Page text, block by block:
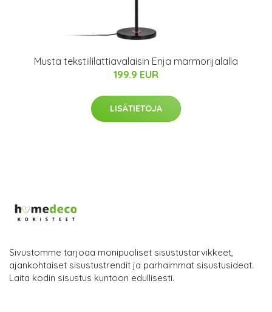
Musta tekstiililattiavalaisin Enja marmorijalalla
199.9 EUR
LISÄTIETOJA
Sivustomme tarjoaa monipuoliset sisustustarvikkeet,
ajankohtaiset sisustustrendit ja parhaimmat sisustusideat.
Laita kodin sisustus kuntoon edullisesti.